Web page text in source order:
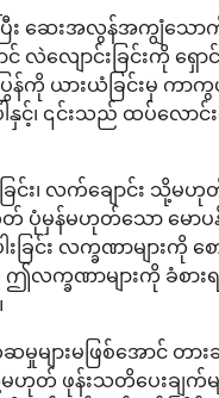
ပြီး ဆေးအလွန်အကျွံသောက်
လဲလျောင်းခြင်းကို ရှော
ြွန်ကို ယားယံခြင်းမှ က
နှင့်၊ ၎င်းသည် ထပ်လောင်
င်း၊ လက်ချောင်း သို့မဟုတ်
တ် ပုံမှန်မဟုတ်သော မောပ
င်း လက္ခဏာများကို စေ
ခဏာများကို ခံစား
များမဖြစ်အောင် တ
ဟုတ် ဖုန်းသတိပေးချက်မ